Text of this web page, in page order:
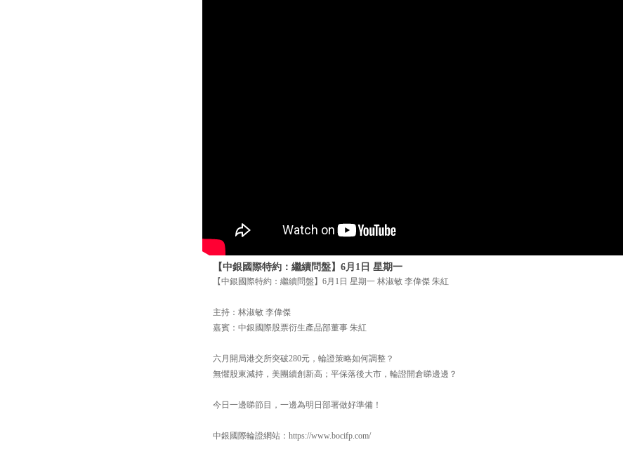
【中銀國際特約：繼續問盤】6月1日 星期一
【中銀國際特約：繼續問盤】6月1日 星期一 林淑敏 李偉傑 朱紅
主持：林淑敏 李偉傑
嘉賓：中銀國際股票衍生產品部董事 朱紅
六月開局港交所突破280元，輪證策略如何調整？
無懼股東減持，美團續創新高；平保落後大市，輪證開倉睇邊邊？
今日一邊睇節目，一邊為明日部署做好準備！
中銀國際輪證網站：https://www.bocifp.com/